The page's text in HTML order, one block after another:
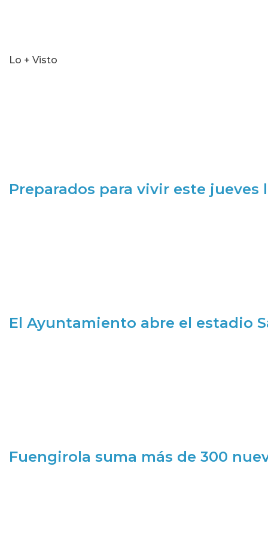
Lo + Visto
Preparados para vivir este jueves
El Ayuntamiento abre el estadio
Fuengirola suma más de 300